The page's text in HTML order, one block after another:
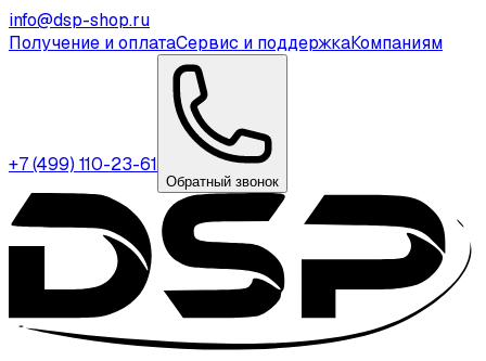
info@dsp-shop.ru
Получение и оплатаСервис и поддержкаКомпаниям
+7 (499) 110-23-61
Обратный звонок